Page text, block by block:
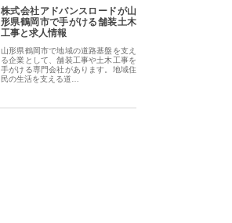
株式会社アドバンスロードが山
形県鶴岡市で手がける舗装土木
工事と求人情報
山形県鶴岡市で地域の道路基盤を支え
る企業として、舗装工事や土木工事を
手がける専門会社があります。地域住
民の生活を支える道…